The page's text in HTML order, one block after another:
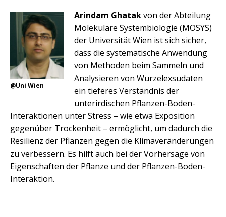
@Uni Wien
Arindam Ghatakvon der Abteilung
Molekulare Systembiologie (MOSYS)
der Universität Wien ist sich sicher,
dass die systematische Anwendung
von Methoden beim Sammeln und
Analysieren von Wurzelexsudaten
ein tieferes Verständnis der
unterirdischen Pflanzen-Boden-
Interaktionen unter Stress – wie etwa Exposition
gegenüber Trockenheit – ermöglicht, um dadurch die
Resilienz der Pflanzen gegen die Klimaveränderungen
zu verbessern. Es hilft auch bei der Vorhersage von
Eigenschaften der Pflanze und der Pflanzen-Boden-
Interaktion.